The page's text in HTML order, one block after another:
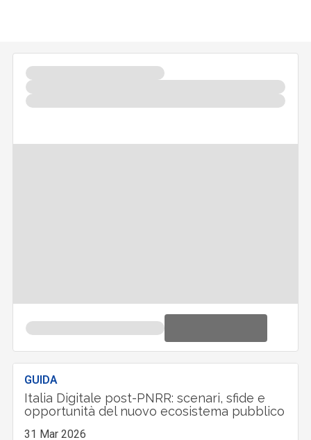
GUIDA
Italia Digitale post-PNRR: scenari, sfide e
opportunità del nuovo ecosistema pubblico
31 Mar 2026